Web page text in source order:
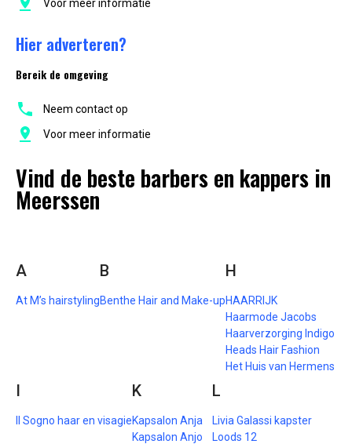
Voor meer informatie
Hier adverteren?
Bereik de omgeving
Neem contact op
Voor meer informatie
Vind de beste barbers en kappers in
Meerssen
A
At M’s hairstyling
B
Benthe Hair and Make-up
H
HAARRIJK
Haarmode Jacobs
Haarverzorging Indigo
Heads Hair Fashion
Het Huis van Hermens
I
Il Sogno haar en visagie
K
Kapsalon Anja
Kapsalon Anjo
L
Livia Galassi kapster
Loods 12